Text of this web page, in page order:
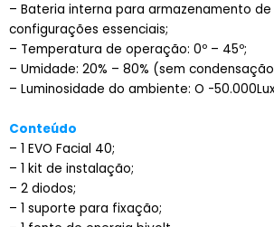
– Bateria interna para armazenamento de
configurações essenciais;
– Temperatura de operação: 0º – 45º;
– Umidade: 20% – 80% (sem
– Luminosidade do ambiente: O -
Conteúdo
– 1 EVO Facial 40;
– 1 kit de instalação;
– 2 diodos;
– 1 suporte para fixação;